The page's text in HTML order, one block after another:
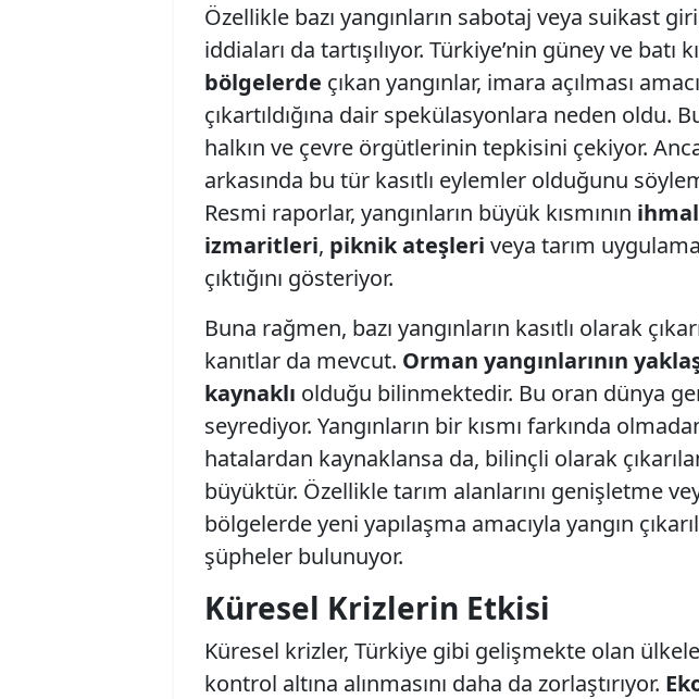
Özellikle bazı yangınların sabotaj veya suikast
iddiaları da tartışılıyor. Türkiye’nin güney ve batı
bölgelerde çıkan yangınlar, imara açılması
çıkartıldığına dair spekülasyonlara neden oldu.
halkın ve çevre örgütlerinin tepkisini çekiyor.
arkasında bu tür kasıtlı eylemler olduğunu
Resmi raporlar, yangınların büyük kısmının ihmal
izmaritleri, piknik ateşleri veya tarım
çıktığını gösteriyor.
Buna rağmen, bazı yangınların kasıtlı olarak
kanıtlar da mevcut. Orman yangınlarının
kaynaklı olduğu bilinmektedir. Bu oran dünya
seyrediyor. Yangınların bir kısmı farkında
hatalardan kaynaklansa da, bilinçli olarak
büyüktür. Özellikle tarım alanlarını genişletme
bölgelerde yeni yapılaşma amacıyla yangın
şüpheler bulunuyor.
Küresel Krizlerin Etkisi
Küresel krizler, Türkiye gibi gelişmekte olan
kontrol altına alınmasını daha da zorlaştırıyor.